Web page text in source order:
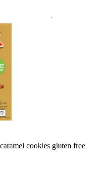
cookies gluten free